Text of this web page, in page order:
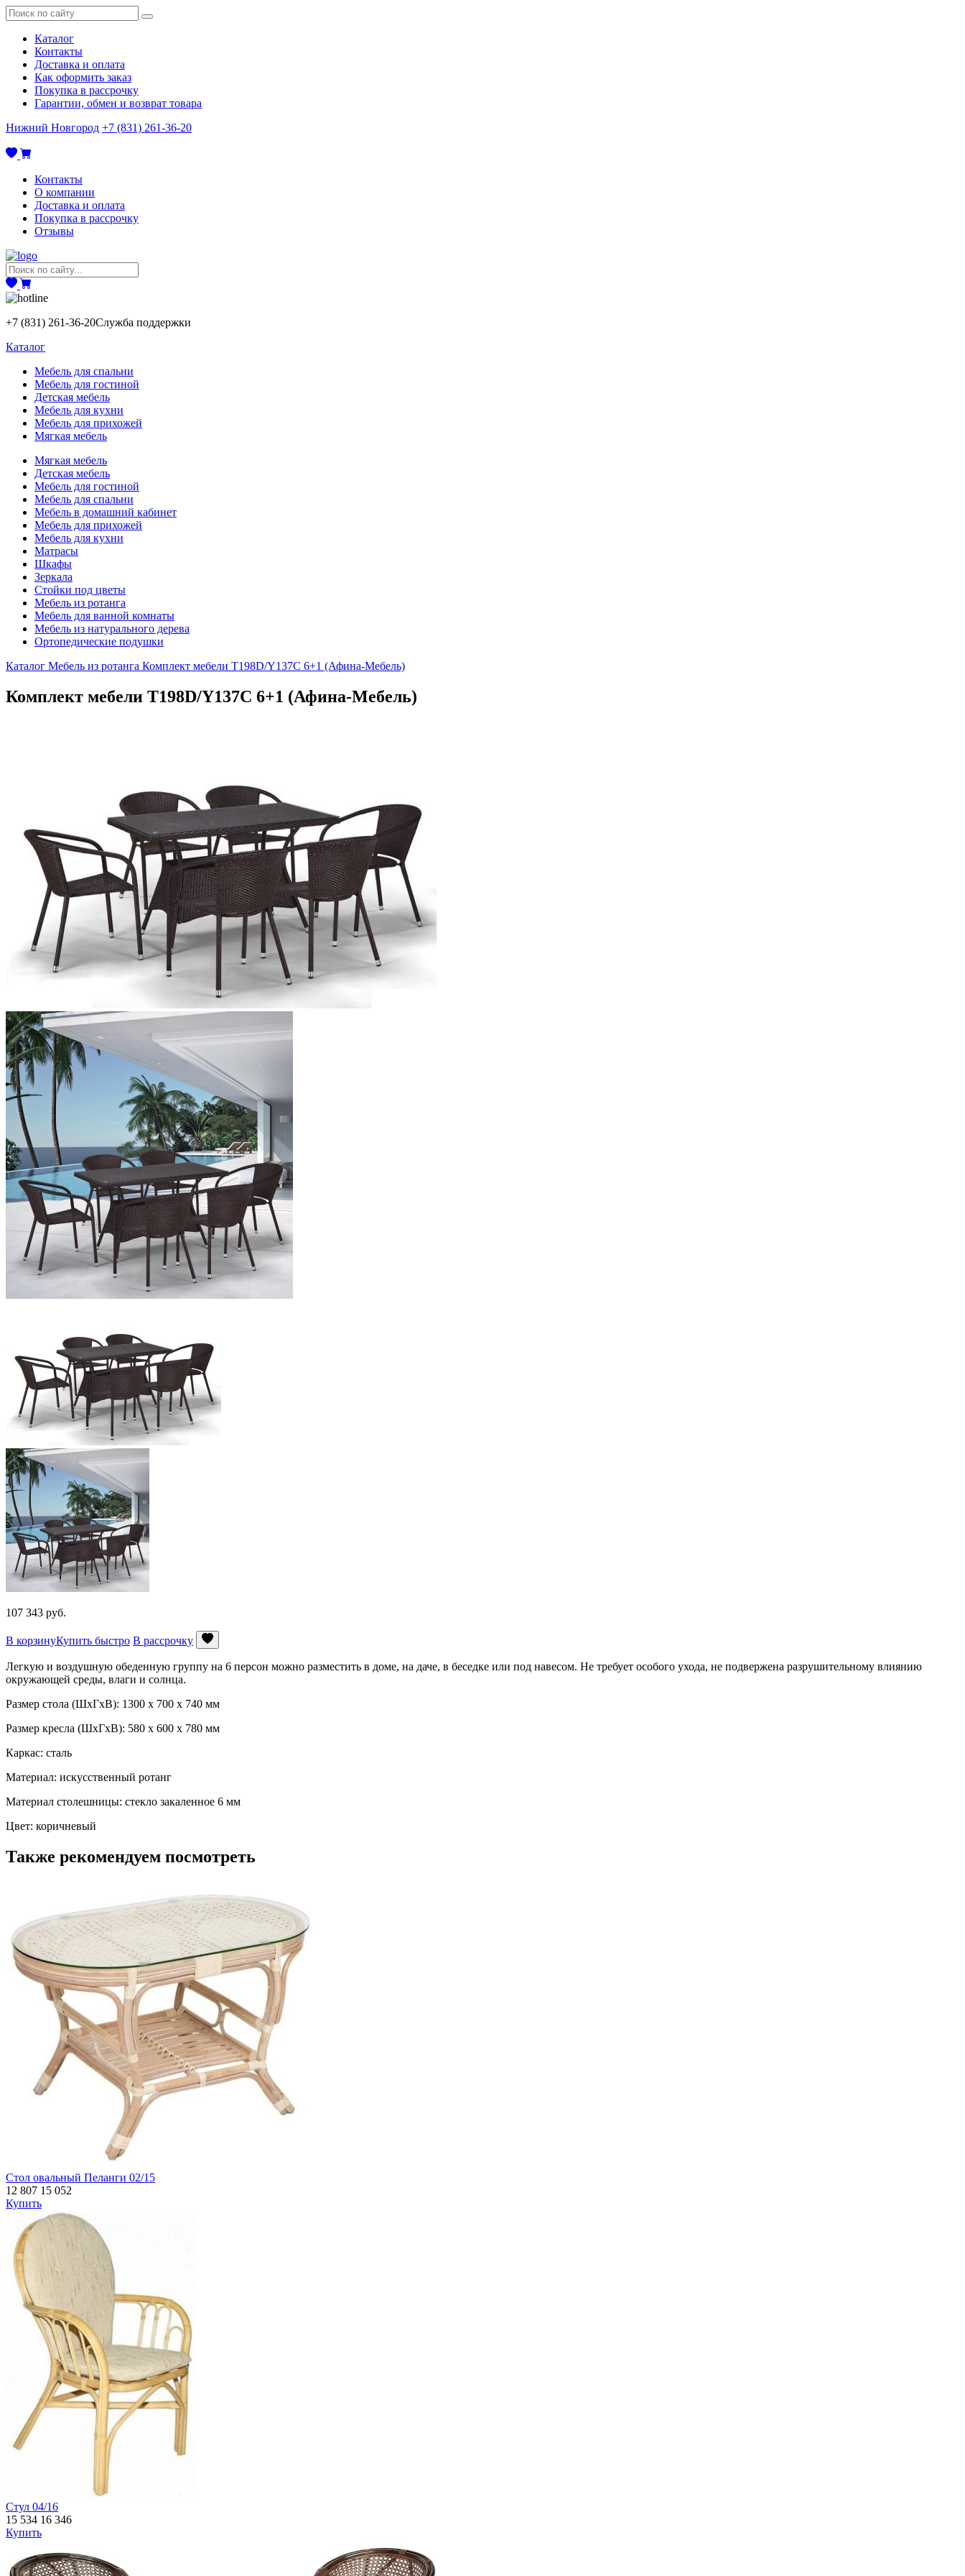
Каталог
Контакты
Доставка и оплата
Как оформить заказ
Покупка в рассрочку
Гарантии, обмен и возврат товара
Нижний Новгород +7 (831) 261-36-20
Контакты
О компании
Доставка и оплата
Покупка в рассрочку
Отзывы
+7 (831) 261-36-20Служба поддержки
Каталог
Мебель для спальни
Мебель для гостиной
Детская мебель
Мебель для кухни
Мебель для прихожей
Мягкая мебель
Мягкая мебель
Детская мебель
Мебель для гостиной
Мебель для спальни
Мебель в домашний кабинет
Мебель для прихожей
Мебель для кухни
Матрасы
Шкафы
Зеркала
Стойки под цветы
Мебель из ротанга
Мебель для ванной комнаты
Мебель из натурального дерева
Ортопедические подушки
Каталог Мебель из ротанга Комплект мебели T198D/Y137C 6+1 (Афина-Мебель)
Комплект мебели T198D/Y137C 6+1 (Афина-Мебель)
107 343 руб.
В корзинуКупить быстро В рассрочку
Легкую и воздушную обеденную группу на 6 персон можно разместить в доме, на даче, в беседке или под навесом. Не требует особого ухода, не подвержена разрушительному влиянию
окружающей среды, влаги и солнца.
Размер стола (ШхГхВ): 1300 х 700 х 740 мм
Размер кресла (ШхГхВ): 580 х 600 х 780 мм
Каркас: сталь
Материал: искусственный ротанг
Материал столешницы: стекло закаленное 6 мм
Цвет: коричневый
Также рекомендуем посмотреть
Стол овальный Пеланги 02/15
12 807 15 052
Купить
Стул 04/16
15 534 16 346
Купить